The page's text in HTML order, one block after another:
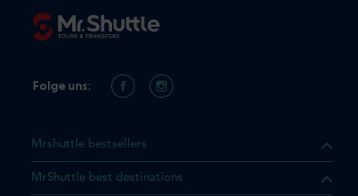
Mrshuttle bestsellers
MrShuttle best destinations
Folge uns: